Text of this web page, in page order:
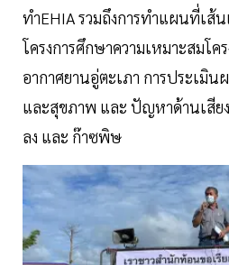
ทำEHIA รวมถึงการทำแผนที่เส้
โครงการศึกษาความเหมาะสมโ
อากาศยานอู่ตะเภา การประเมิ
และสุขภาพ และ ปัญหาด้านเสีย
ลง และ ก๊าซพิษ